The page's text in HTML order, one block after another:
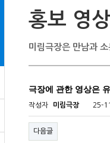
홍보 영상
미림극장은 만남과
극장에 관한 영상은
작성자 미림극장 25-
다음글